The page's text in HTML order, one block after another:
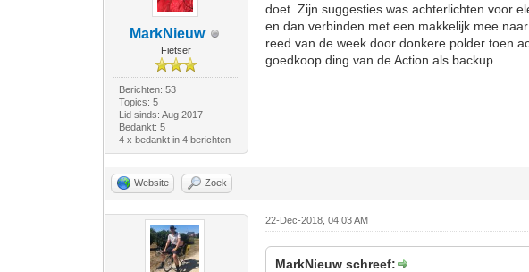
MarkNieuw
Fietser
Berichten: 53
Topics: 5
Lid sinds: Aug 2017
Bedankt: 5
4 x bedankt in 4 berichten
doet. Zijn suggesties was achterlichten voor
en dan verbinden met een makkelijk mee
reed van de week door donkere polder toen
goedkoop ding van de Action als backup
Website Zoek
22-Dec-2018, 04:03 AM
MarkNieuw schreef: